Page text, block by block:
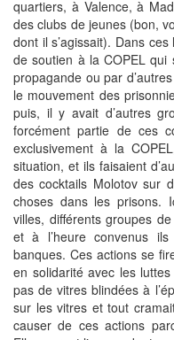
quartiers, à Valence, à
des clubs de jeunes (bon,
dont il s’agissait). Dans
de soutien à la COPEL
propagande ou par
le mouvement des
puis, il y avait d’autres
forcément partie de ces
exclusivement à la
situation, et ils faisaient
des cocktails Molotov sur
choses dans les prisons.
villes, différents groupes
et à l’heure convenus
banques. Ces actions se
en solidarité avec les
pas de vitres blindées à
sur les vitres et tout
causer de ces actions